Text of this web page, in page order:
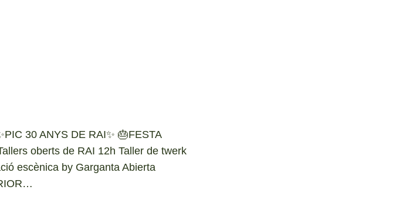
30 ANYS DE RAI✨ 🎂FESTA
oberts de RAI 12h Taller de twerk
escènica by Garganta Abierta